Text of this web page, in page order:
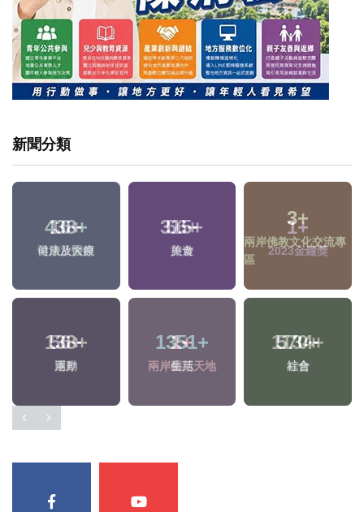
新聞分類
16+
司法放大鏡
56+
美食
1+
2023金鐘獎
56+
兩岸
1351+
生活
1134+
社會